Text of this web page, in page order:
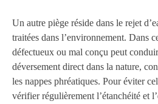
Un autre piège réside dans le rejet
traitées dans l’environnement. Dans
défectueux ou mal conçu peut
déversement direct dans la nature,
les nappes phréatiques. Pour éviter
vérifier régulièrement l’étanchéité et